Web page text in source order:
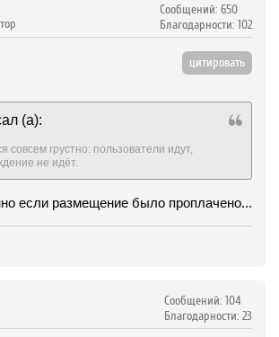
Сообщений: 650
Благодарности: 102
цитировать
(а):
совсем грустно: пользователи идут,
не идёт.
если размещение было проплачено...
Сообщений: 104
Благодарности: 23